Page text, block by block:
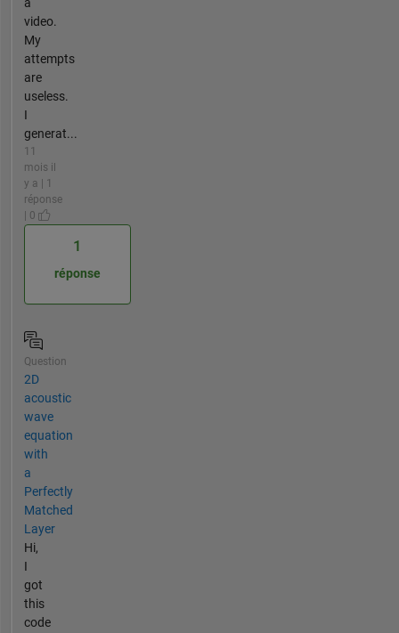
video.
My
attempts
are
useless.
I
generat...
11
mois il
y a | 1
réponse
| 0
1
réponse
Question
2D
acoustic
wave
equation
with
a
Perfectly
Matched
Layer
Hi,
I
got
this
code